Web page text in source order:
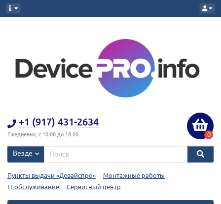
+1 (917) 431-2634
Ежедневно, с 10:00 до 18:00 0
Везде
Пункты выдачи «Девайспро»
Монтажные работы
IT обслуживание
Сервисный центр